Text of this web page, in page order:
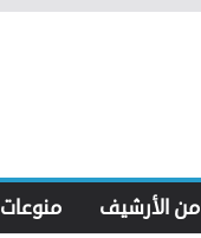
من الأرشيف منوعات